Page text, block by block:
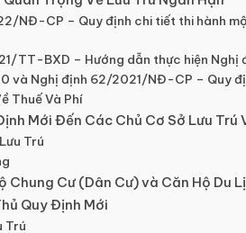
NĐ-CP – Quy định chi tiết thi hành
TT-BXD – Hướng dẫn thực hiện Nghị
và Nghị định 62/2021/NĐ-CP – Quy
Thuế Và Phí
Mới Đến Các Chủ Cơ Sở Lưu Trú
Trú
Chung Cư (Dân Cư) và Căn Hộ Du
Quy Định Mới
Trú